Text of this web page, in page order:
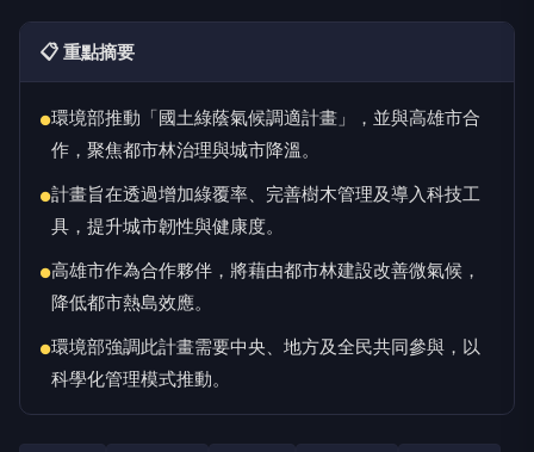
📋 重點摘要
●環境部推動「國土綠蔭氣候調適計畫」，並與高雄市合
作，聚焦都市林治理與城市降溫。
●計畫旨在透過增加綠覆率、完善樹木管理及導入科技工
具，提升城市韌性與健康度。
●高雄市作為合作夥伴，將藉由都市林建設改善微氣候，
降低都市熱島效應。
●環境部強調此計畫需要中央、地方及全民共同參與，以
科學化管理模式推動。